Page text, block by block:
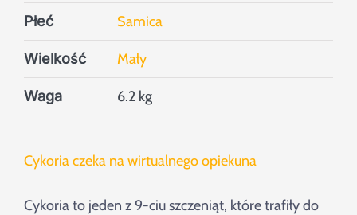
Płeć Samica
Wielkość Mały
Waga 6.2 kg
Cykoria czeka na wirtualnego opiekuna
Cykoria to jeden z 9-ciu szczeniąt, które trafiły do